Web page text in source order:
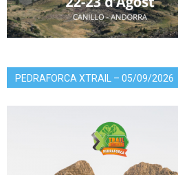
PEDRAFORCA XTRAIL – 05/09/2026